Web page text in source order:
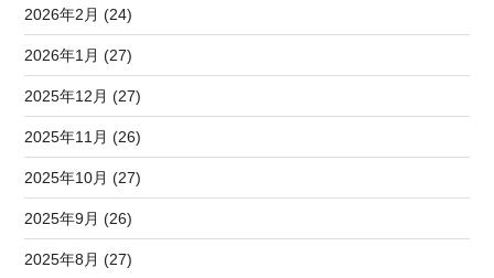
2026年2月 (24)
2026年1月 (27)
2025年12月 (27)
2025年11月 (26)
2025年10月 (27)
2025年9月 (26)
2025年8月 (27)